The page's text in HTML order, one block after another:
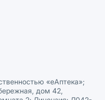
персональных данных
«еАптека»;
дом 42,